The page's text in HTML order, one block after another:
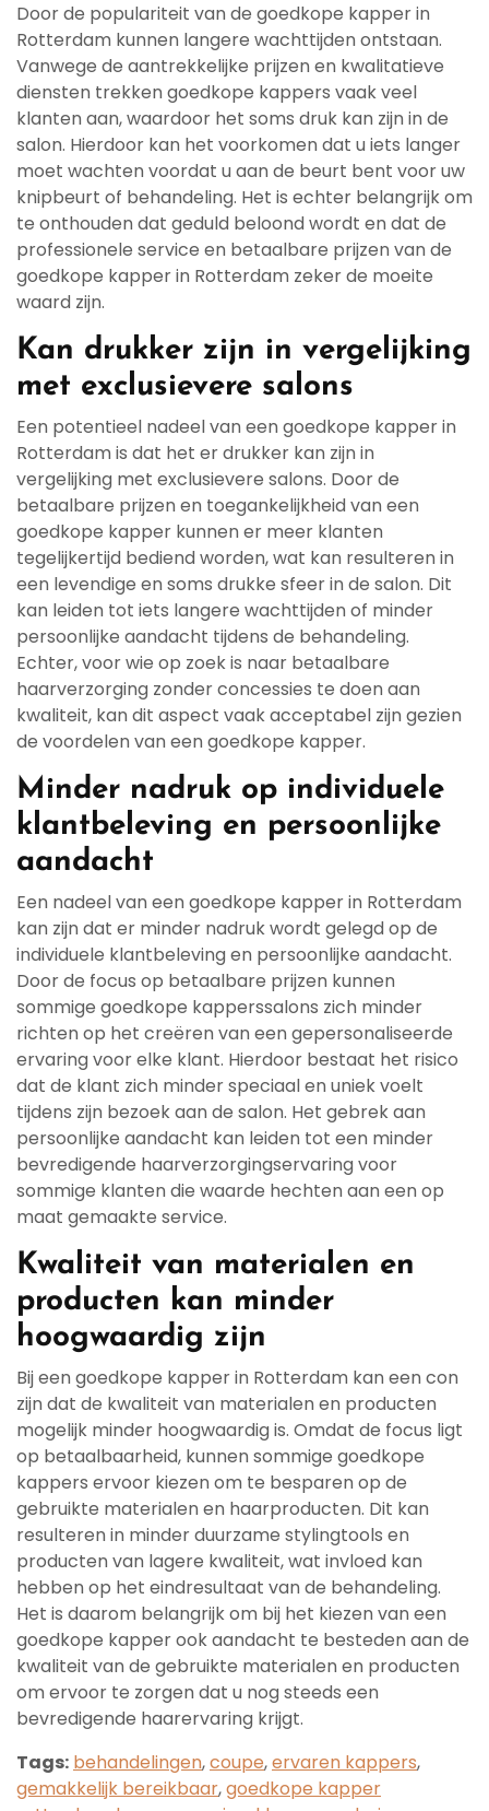
Door de populariteit van de goedkope kapper in
Rotterdam kunnen langere wachttijden ontstaan.
Vanwege de aantrekkelijke prijzen en kwalitatieve
diensten trekken goedkope kappers vaak veel
klanten aan, waardoor het soms druk kan zijn in de
salon. Hierdoor kan het voorkomen dat u iets langer
moet wachten voordat u aan de beurt bent voor uw
knipbeurt of behandeling. Het is echter belangrijk om
te onthouden dat geduld beloond wordt en dat de
professionele service en betaalbare prijzen van de
goedkope kapper in Rotterdam zeker de moeite
waard zijn.
Kan drukker zijn in vergelijking
met exclusievere salons
Een potentieel nadeel van een goedkope kapper in
Rotterdam is dat het er drukker kan zijn in
vergelijking met exclusievere salons. Door de
betaalbare prijzen en toegankelijkheid van een
goedkope kapper kunnen er meer klanten
tegelijkertijd bediend worden, wat kan resulteren in
een levendige en soms drukke sfeer in de salon. Dit
kan leiden tot iets langere wachttijden of minder
persoonlijke aandacht tijdens de behandeling.
Echter, voor wie op zoek is naar betaalbare
haarverzorging zonder concessies te doen aan
kwaliteit, kan dit aspect vaak acceptabel zijn gezien
de voordelen van een goedkope kapper.
Minder nadruk op individuele
klantbeleving en persoonlijke
aandacht
Een nadeel van een goedkope kapper in Rotterdam
kan zijn dat er minder nadruk wordt gelegd op de
individuele klantbeleving en persoonlijke aandacht.
Door de focus op betaalbare prijzen kunnen
sommige goedkope kapperssalons zich minder
richten op het creëren van een gepersonaliseerde
ervaring voor elke klant. Hierdoor bestaat het risico
dat de klant zich minder speciaal en uniek voelt
tijdens zijn bezoek aan de salon. Het gebrek aan
persoonlijke aandacht kan leiden tot een minder
bevredigende haarverzorgingservaring voor
sommige klanten die waarde hechten aan een op
maat gemaakte service.
Kwaliteit van materialen en
producten kan minder
hoogwaardig zijn
Bij een goedkope kapper in Rotterdam kan een con
zijn dat de kwaliteit van materialen en producten
mogelijk minder hoogwaardig is. Omdat de focus ligt
op betaalbaarheid, kunnen sommige goedkope
kappers ervoor kiezen om te besparen op de
gebruikte materialen en haarproducten. Dit kan
resulteren in minder duurzame stylingtools en
producten van lagere kwaliteit, wat invloed kan
hebben op het eindresultaat van de behandeling.
Het is daarom belangrijk om bij het kiezen van een
goedkope kapper ook aandacht te besteden aan de
kwaliteit van de gebruikte materialen en producten
om ervoor te zorgen dat u nog steeds een
bevredigende haarervaring krijgt.
Tags: behandelingen,coupe,ervaren kappers,
gemakkelijk bereikbaar,goedkope kapper